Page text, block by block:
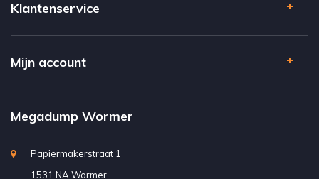
Klantenservice
Mijn account
Megadump Wormer
Papiermakerstraat 1
1531 NA Wormer